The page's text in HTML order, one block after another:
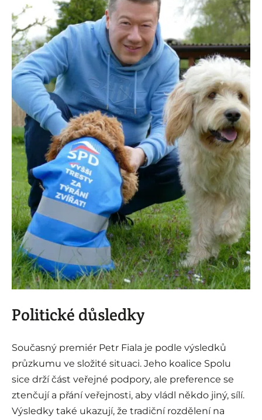
i
Politické důsledky
Současný premiér Petr Fiala je podle výsledků
průzkumu ve složité situaci. Jeho koalice Spolu
sice drží část veřejné podpory, ale preference se
ztenčují a přání veřejnosti, aby vládl někdo jiný, sílí.
Výsledky také ukazují, že tradiční rozdělení na